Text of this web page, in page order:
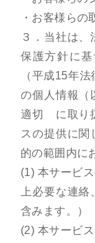
・お客様らの
３．当社は
保護方針に
（平成15年
の個人情報（
適切 に取り
スの提供に関
的の範囲内に
(1) 本サービ
上必要な連
含みます。）
(2) 本サービ